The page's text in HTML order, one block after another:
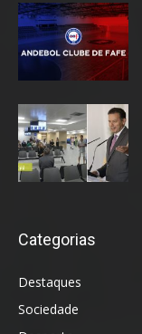
Categorias
Destaques
Sociedade